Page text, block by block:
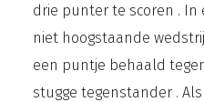
drie punter te scoren .
niet hoogstaande
een puntje behaald
stugge tegenstander .